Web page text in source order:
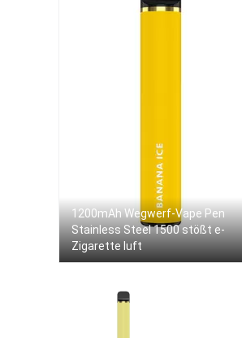
1200mAh Wegwerf-Vape Pen
Stainless Steel 1500 stößt e-
Zigarette luft